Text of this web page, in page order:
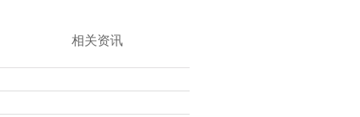
相关资讯